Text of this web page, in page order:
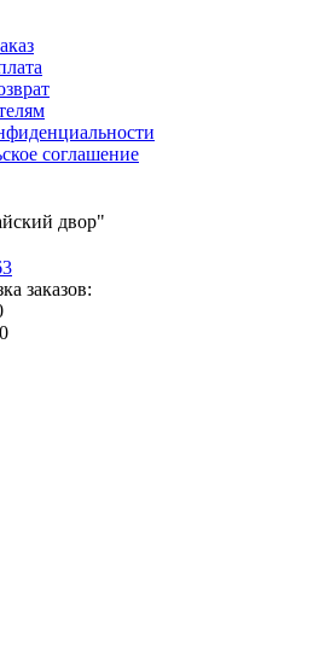
соглашение
двор"
заказов: